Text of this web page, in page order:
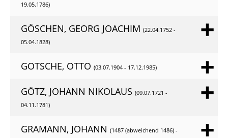
19.05.1786)
GÖSCHEN, GEORG JOACHIM (22.04.1752 -
05.04.1828)
GOTSCHE, OTTO (03.07.1904 - 17.12.1985)
GÖTZ, JOHANN NIKOLAUS (09.07.1721 -
04.11.1781)
GRAMANN, JOHANN (1487 (abweichend 1486) -